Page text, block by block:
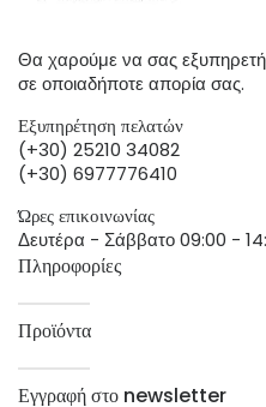
Θα χαρούμε να σας
σε οποιαδήποτε απορία σας.
Εξυπηρέτηση πελατών
(+30) 25210 34082
(+30) 6977776410
Ώρες επικοινωνίας
Δευτέρα - Σάββατο 09:00 -
Πληροφορίες
Προϊόντα
Εγγραφή στο newsletter